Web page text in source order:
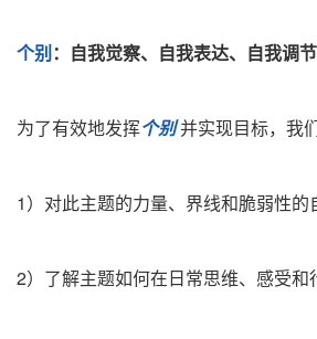
个别：自我觉察、自我表达、自我调节
为了有效地发挥个别并实现目标，我
1）对此主题的力量、界线和脆弱性的
2）了解主题如何在日常思维、感受和